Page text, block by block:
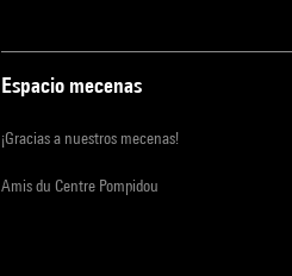
Espacio mecenas
¡Gracias a nuestros mecenas!
Amis du Centre Pompidou